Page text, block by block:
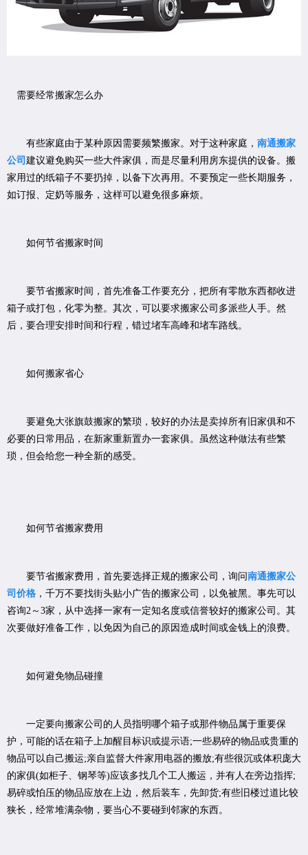
需要经常搬家怎么办
有些家庭由于某种原因需要频繁搬家。对于这种家庭， 南通搬家
公司 建议避免购买一些大件家俱，而是尽量利用房东提供的设备。搬
家用过的纸箱子不要扔掉，以备下次再用。不要预定一些长期服务，
如订报、定奶等服务，这样可以避免很多麻烦。
如何节省搬家时间
要节省搬家时间，首先准备工作要充分，把所有零散东西都收进
箱子或打包，化零为整。其次，可以要求搬家公司多派些人手。然
后，要合理安排时间和行程，错过堵车高峰和堵车路线。
如何搬家省心
要避免大张旗鼓搬家的繁琐，较好的办法是卖掉所有旧家俱和不
必要的日常用品，在新家重新置办一套家俱。虽然这种做法有些繁
琐，但会给您一种全新的感受。
如何节省搬家费用
要节省搬家费用，首先要选择正规的搬家公司，询问南通搬家公
司价格 ，千万不要找街头贴小广告的搬家公司，以免被黑。事先可以
咨询2～3家，从中选择一家有一定知名度或信誉较好的搬家公司。其
次要做好准备工作，以免因为自己的原因造成时间或金钱上的浪费。
如何避免物品碰撞
一定要向搬家公司的人员指明哪个箱子或那件物品属于重要保
护，可能的话在箱子上加醒目标识或提示语;一些易碎的物品或贵重的
物品可以自己搬运;亲自监督大件家用电器的搬放;有些很沉或体积庞大
的家俱(如柜子、钢琴等)应该多找几个工人搬运，并有人在旁边指挥;
易碎或怕压的物品应放在上边，然后装车，先卸货;有些旧楼过道比较
狭长，经常堆满杂物，要当心不要碰到邻家的东西。